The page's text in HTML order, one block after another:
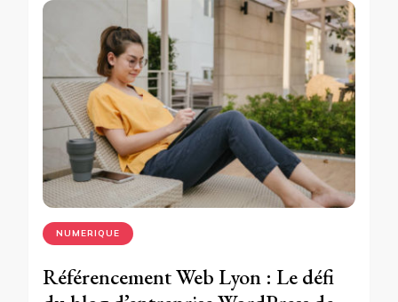
NUMERIQUE
Référencement Web Lyon : Le défi